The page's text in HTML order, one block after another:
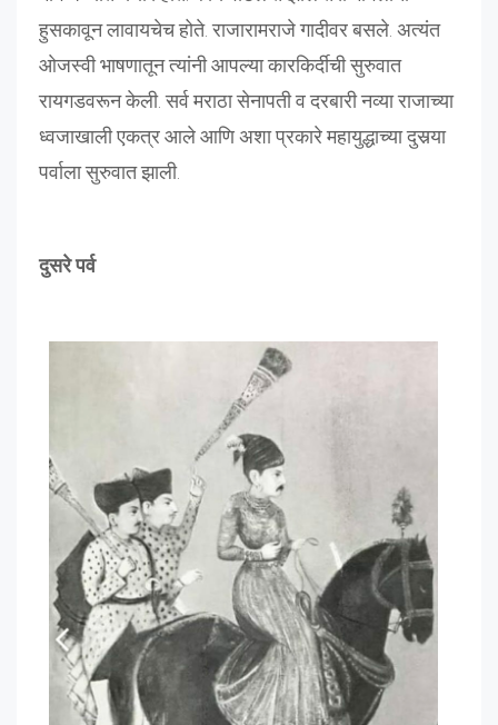
हुसकावून लावायचेच होते. राजारामराजे गादीवर बसले. अत्यंत
ओजस्वी भाषणातून त्यांनी आपल्या कारकिर्दीची सुरुवात
रायगडवरून केली. सर्व मराठा सेनापती व दरबारी नव्या राजाच्या
ध्वजाखाली एकत्र आले आणि अशा प्रकारे महायुद्धाच्या दुसर्‍या
पर्वाला सुरुवात झाली.
दुसरे पर्व